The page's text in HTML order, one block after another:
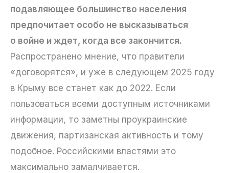
подавляющее большинство населения
предпочитает особо не высказываться
о войне и ждет, когда все закончится.
Распространено мнение, что правители
«договорятся», и уже в следующем 2025 году
в Крыму все станет как до 2022. Если
пользоваться всеми доступным источниками
информации, то заметны проукраинские
движения, партизанская активность и тому
подобное. Российскими властями это
максимально замалчивается.